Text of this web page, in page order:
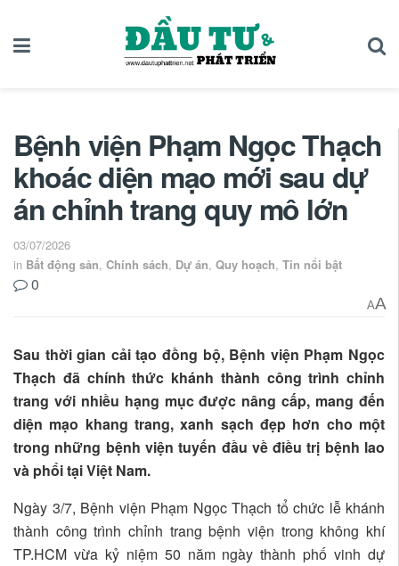
Bệnh viện Phạm Ngọc Thạch
khoác diện mạo mới sau dự
án chỉnh trang quy mô lớn
03/07/2026
in Bất động sản, Chính sách, Dự án, Quy hoạch, Tin nổi bật
0
AA
Sau thời gian cải tạo đồng bộ, Bệnh viện Phạm Ngọc
Thạch đã chính thức khánh thành công trình chỉnh
trang với nhiều hạng mục được nâng cấp, mang đến
diện mạo khang trang, xanh sạch đẹp hơn cho một
trong những bệnh viện tuyến đầu về điều trị bệnh lao
và phổi tại Việt Nam.
Ngày 3/7, Bệnh viện Phạm Ngọc Thạch tổ chức lễ khánh
thành công trình chỉnh trang bệnh viện trong không khí
TP.HCM vừa kỷ niệm 50 năm ngày thành phố vinh dự